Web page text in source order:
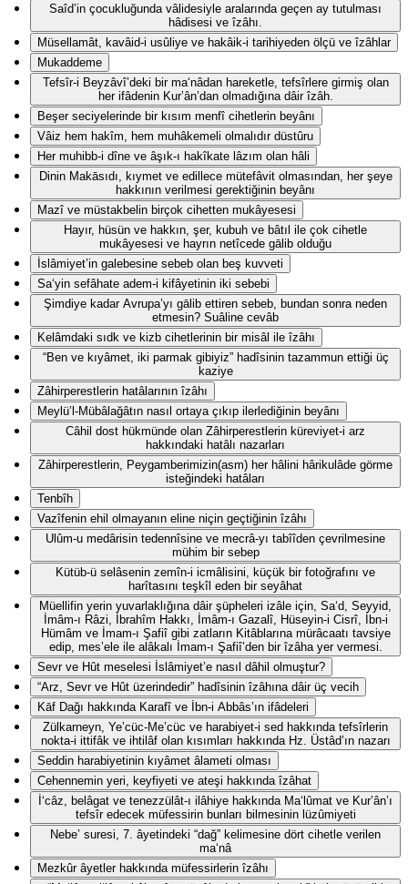
Saîd’in çocukluğunda vâlidesiyle aralarında geçen ay tutulması
hâdisesi ve îzâhı.
Müsellamât, kavâid-i usûliye ve hakâik-i tarihiyeden ölçü ve îzâhlar
Mukaddeme
Tefsîr-i Beyzâvî’deki bir ma‘nâdan hareketle, tefsîrlere girmiş olan
her ifâdenin Kur’ân’dan olmadığına dâir îzâh.
Beşer seciyelerinde bir kısım menfî cihetlerin beyânı
Vâiz hem hakîm, hem muhâkemeli olmalıdır düstûru
Her muhibb-i dîne ve âşık-ı hakîkate lâzım olan hâli
Dinin Makāsıdı, kıymet ve edillece mütefâvit olmasından, her şeye
hakkının verilmesi gerektiğinin beyânı
Mazî ve müstakbelin birçok cihetten mukâyesesi
Hayır, hüsün ve hakkın, şer, kubuh ve bâtıl ile çok cihetle
mukâyesesi ve hayrın netîcede gālib olduğu
İslâmiyet’in galebesine sebeb olan beş kuvveti
Sa‘yin sefâhate adem-i kifâyetinin iki sebebi
Şimdiye kadar Avrupa’yı gālib ettiren sebeb, bundan sonra neden
etmesin? Suâline cevâb
Kelâmdaki sıdk ve kizb cihetlerinin bir misâl ile îzâhı
“Ben ve kıyâmet, iki parmak gibiyiz” hadîsinin tazammun ettiği üç
kaziye
Zâhirperestlerin hatâlarının îzâhı
Meylü’l-Mübâlağâtın nasıl ortaya çıkıp ilerlediğinin beyânı
Câhil dost hükmünde olan Zâhirperestlerin küreviyet-i arz
hakkındaki hatâlı nazarları
Zâhirperestlerin, Peygamberimizin(asm) her hâlini hârikulâde görme
isteğindeki hatâları
Tenbîh
Vazîfenin ehil olmayanın eline niçin geçtiğinin îzâhı
Ulûm-u medârisin tedennîsine ve mecrâ-yı tabîîden çevrilmesine
mühim bir sebep
Kütüb-ü selâsenin zemîn-i icmâlisini, küçük bir fotoğrafını ve
harîtasını teşkîl eden bir seyâhat
Müellifin yerin yuvarlaklığına dâir şüpheleri izâle için, Sa‘d, Seyyid,
İmâm-ı Râzi, İbrahîm Hakkı, İmâm-ı Gazalî, Hüseyin-i Cisrî, İbn-i
Hümâm ve İmam-ı Şafiî gibi zatların Kitâblarına mürâcaatı tavsiye
edip, mes’ele ile alâkalı İmam-ı Şafiî’den bir îzâha yer vermesi.
Sevr ve Hût meselesi İslâmiyet’e nasıl dâhil olmuştur?
“Arz, Sevr ve Hût üzerindedir” hadîsinin îzâhına dâir üç vecih
Kāf Dağı hakkında Karafî ve İbn-i Abbâs’ın ifâdeleri
Zülkarneyn, Ye’cüc-Me’cüc ve harabiyet-i sed hakkında tefsîrlerin
nokta-i ittifâk ve ihtilâf olan kısımları hakkında Hz. Üstâd’ın nazarı
Seddin harabiyetinin kıyâmet âlameti olması
Cehennemin yeri, keyfiyeti ve ateşi hakkında îzâhat
İ‘câz, belâgat ve tenezzülât-ı ilâhiye hakkında Ma‘lûmat ve Kur’ân’ı
tefsîr edecek müfessirin bunları bilmesinin lüzûmiyeti
Nebe’ suresi, 7. âyetindeki “dağ” kelimesine dört cihetle verilen
ma‘nâ
Mezkûr âyetler hakkında müfessirlerin îzâhı